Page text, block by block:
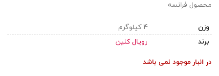
محصول فرانسه
وزن
4 کیلوگرم
برند
رویال کنین
در انبار موجود نمی باشد